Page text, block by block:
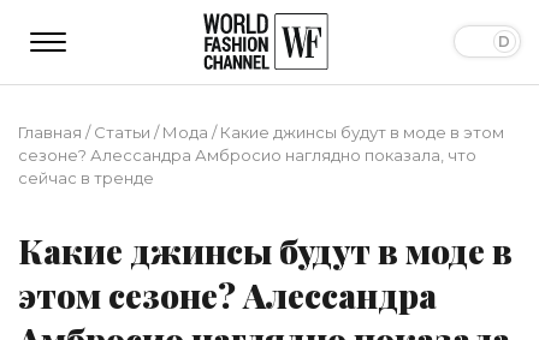
Главная /Статьи /Мода /Какие джинсы будут в моде в этом
сезоне? Алессандра Амбросио наглядно показала, что
сейчас в тренде
Какие джинсы будут в моде в
этом сезоне? Алессандра